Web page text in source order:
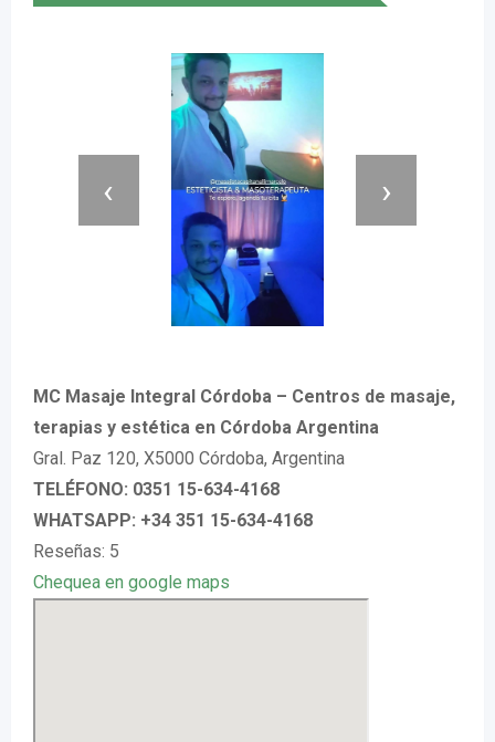
‹ ›
MC Masaje Integral Córdoba – Centros de masaje,
terapias y estética en Córdoba Argentina
Gral. Paz 120, X5000 Córdoba, Argentina
TELÉFONO: 0351 15-634-4168
WHATSAPP: +34 351 15-634-4168
Reseñas: 5
Chequea en google maps